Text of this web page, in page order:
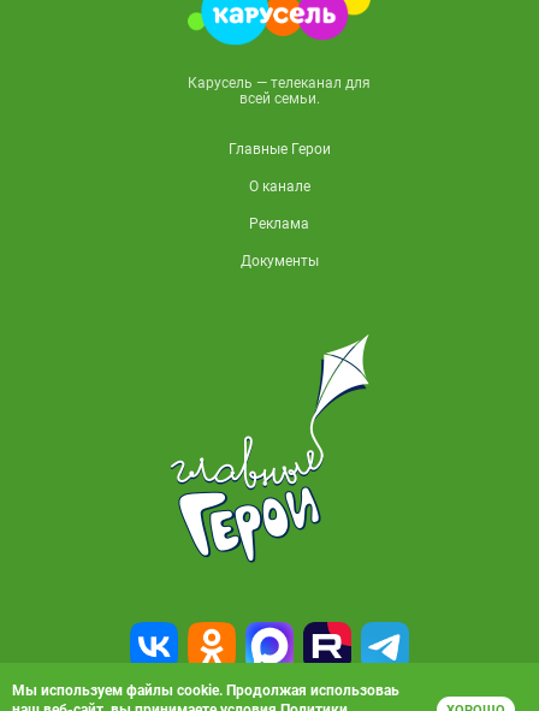
Карусель — телеканал для
всей семьи.
Главные Герои
О канале
Реклама
Документы
Мы используем файлы cookie. Продолжая использоваь